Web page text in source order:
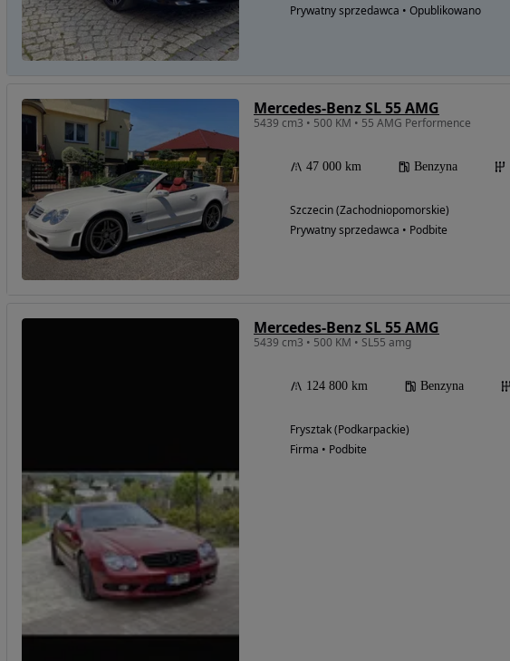
Prywatny sprzedawca • Opublikowano
Mercedes-Benz SL 55 AMG
5439 cm3 • 500 KM • 55 AMG Performence
47 000 km Benzyna
Szczecin (Zachodniopomorskie)
Prywatny sprzedawca • Podbite
Mercedes-Benz SL 55 AMG
5439 cm3 • 500 KM • SL55 amg
124 800 km Benzyna
Frysztak (Podkarpackie)
Firma • Podbite